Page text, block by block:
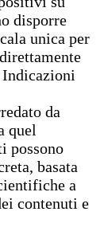
disporre
unica per
da
quel
possono
basata
a
contenuti e